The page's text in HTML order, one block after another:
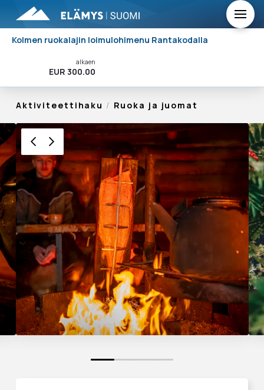
Kolmen ruokalajin loimulohimenu Rantakodalla
alkaen
EUR 300.00
Aktiviteettihaku / Ruoka ja juomat
0 1 2 3 4 5